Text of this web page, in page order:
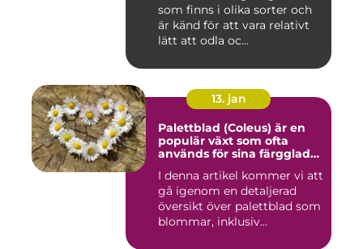
blad
som finns i olika sorter och
är känd för att vara relativt
lätt att odla oc...
13. jan
Palettblad (Coleus) är en
populär växt som ofta
används för sina färgglada
känt att vissa sorter även
kan blomma
I denna artikel kommer vi att
gå igenom en detaljerad
översikt över palettblad som
blommar, inklusiv...